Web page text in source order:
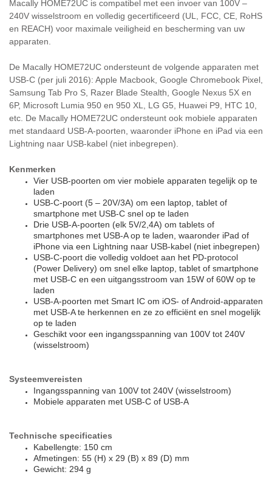
Macally HOME72UC is compatibel met een invoer van 100V –
240V wisselstroom en volledig gecertificeerd (UL, FCC, CE, RoHS
en REACH) voor maximale veiligheid en bescherming van uw
apparaten.
De Macally HOME72UC ondersteunt de volgende apparaten met
USB-C (per juli 2016): Apple Macbook, Google Chromebook Pixel,
Samsung Tab Pro S, Razer Blade Stealth, Google Nexus 5X en
6P, Microsoft Lumia 950 en 950 XL, LG G5, Huawei P9, HTC 10,
etc. De Macally HOME72UC ondersteunt ook mobiele apparaten
met standaard USB-A-poorten, waaronder iPhone en iPad via een
Lightning naar USB-kabel (niet inbegrepen).
Kenmerken
Vier USB-poorten om vier mobiele apparaten tegelijk op te
laden
USB-C-poort (5 – 20V/3A) om een laptop, tablet of
smartphone met USB-C snel op te laden
Drie USB-A-poorten (elk 5V/2,4A) om tablets of
smartphones met USB-A op te laden, waaronder iPad of
iPhone via een Lightning naar USB-kabel (niet inbegrepen)
USB-C-poort die volledig voldoet aan het PD-protocol
(Power Delivery) om snel elke laptop, tablet of smartphone
met USB-C en een uitgangsstroom van 15W of 60W op te
laden
USB-A-poorten met Smart IC om iOS- of Android-apparaten
met USB-A te herkennen en ze zo efficiënt en snel mogelijk
op te laden
Geschikt voor een ingangsspanning van 100V tot 240V
(wisselstroom)
Systeemvereisten
Ingangsspanning van 100V tot 240V (wisselstroom)
Mobiele apparaten met USB-C of USB-A
Technische specificaties
Kabellengte: 150 cm
Afmetingen: 55 (H) x 29 (B) x 89 (D) mm
Gewicht: 294 g